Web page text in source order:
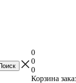
0
0
0
Корзина